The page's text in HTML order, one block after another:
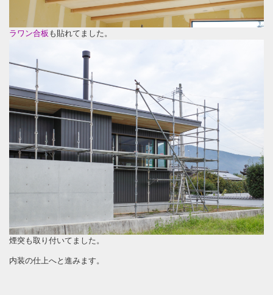
ラワン合板 も貼れてました。
煙突も取り付いてました。
内装の仕上へと進みます。